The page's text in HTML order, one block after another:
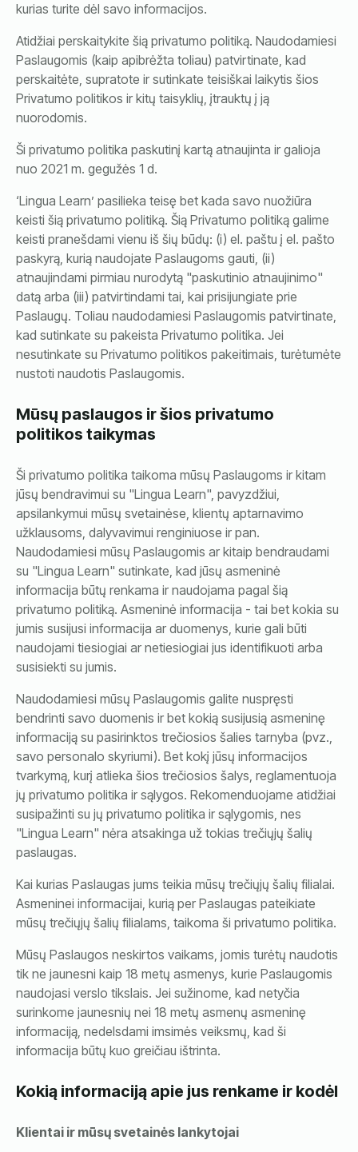
kurias turite dėl savo informacijos.
Atidžiai perskaitykite šią privatumo politiką. Naudodamiesi
Paslaugomis (kaip apibrėžta toliau) patvirtinate, kad
perskaitėte, supratote ir sutinkate teisiškai laikytis šios
Privatumo politikos ir kitų taisyklių, įtrauktų į ją
nuorodomis.
Ši privatumo politika paskutinį kartą atnaujinta ir galioja
nuo 2021 m. gegužės 1 d.
‘Lingua Learn’ pasilieka teisę bet kada savo nuožiūra
keisti šią privatumo politiką. Šią Privatumo politiką galime
keisti pranešdami vienu iš šių būdų: (i) el. paštu į el. pašto
paskyrą, kurią naudojate Paslaugoms gauti, (ii)
atnaujindami pirmiau nurodytą "paskutinio atnaujinimo"
datą arba (iii) patvirtindami tai, kai prisijungiate prie
Paslaugų. Toliau naudodamiesi Paslaugomis patvirtinate,
kad sutinkate su pakeista Privatumo politika. Jei
nesutinkate su Privatumo politikos pakeitimais, turėtumėte
nustoti naudotis Paslaugomis.
Mūsų paslaugos ir šios privatumo
politikos taikymas
Ši privatumo politika taikoma mūsų Paslaugoms ir kitam
jūsų bendravimui su "Lingua Learn", pavyzdžiui,
apsilankymui mūsų svetainėse, klientų aptarnavimo
užklausoms, dalyvavimui renginiuose ir pan.
Naudodamiesi mūsų Paslaugomis ar kitaip bendraudami
su "Lingua Learn" sutinkate, kad jūsų asmeninė
informacija būtų renkama ir naudojama pagal šią
privatumo politiką. Asmeninė informacija - tai bet kokia su
jumis susijusi informacija ar duomenys, kurie gali būti
naudojami tiesiogiai ar netiesiogiai jus identifikuoti arba
susisiekti su jumis.
Naudodamiesi mūsų Paslaugomis galite nuspręsti
bendrinti savo duomenis ir bet kokią susijusią asmeninę
informaciją su pasirinktos trečiosios šalies tarnyba (pvz.,
savo personalo skyriumi). Bet kokį jūsų informacijos
tvarkymą, kurį atlieka šios trečiosios šalys, reglamentuoja
jų privatumo politika ir sąlygos. Rekomenduojame atidžiai
susipažinti su jų privatumo politika ir sąlygomis, nes
"Lingua Learn" nėra atsakinga už tokias trečiųjų šalių
paslaugas.
Kai kurias Paslaugas jums teikia mūsų trečiųjų šalių filialai.
Asmeninei informacijai, kurią per Paslaugas pateikiate
mūsų trečiųjų šalių filialams, taikoma ši privatumo politika.
Mūsų Paslaugos neskirtos vaikams, jomis turėtų naudotis
tik ne jaunesni kaip 18 metų asmenys, kurie Paslaugomis
naudojasi verslo tikslais. Jei sužinome, kad netyčia
surinkome jaunesnių nei 18 metų asmenų asmeninę
informaciją, nedelsdami imsimės veiksmų, kad ši
informacija būtų kuo greičiau ištrinta.
Kokią informaciją apie jus renkame ir kodėl
Klientai ir mūsų svetainės lankytojai